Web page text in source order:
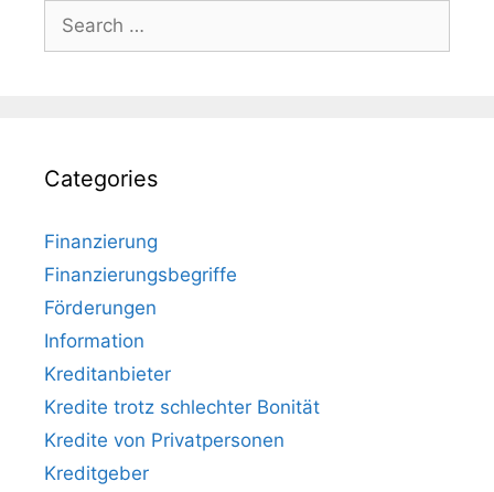
Search
for:
Categories
Finanzierung
Finanzierungsbegriffe
Förderungen
Information
Kreditanbieter
Kredite trotz schlechter Bonität
Kredite von Privatpersonen
Kreditgeber